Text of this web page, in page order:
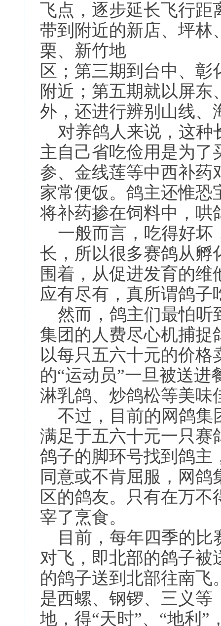
飞点，逐步延长飞行距
带到附近的新店、坪林
栗、新竹地
区；第三期到台中、
附近；第五期就以屏
外，还进行辨别山线、
对养鸽人来说，这种
主自己省吃俭用是为了
参、金线莲等中西补药
家常便饭。鸽主还惟恐
将补药掺在饲料中，哄
一般而言，吃得好坏
长，所以很多赛鸽从孵
围着，从促进发育的
应有尽有，真所谓鸽子
然而，鸽主们最怕听
集团的人费尽心机捕捉
以每只五六十元的价
的“运动员”一旦被送
淋乳鸽、炒鸽松等美味
不过，目前的网鸽集
满足于五六十元一只赛
鸽子的脚环号找到鸽主
同意或不肯屈服，网
区的鸽友。只有在万
宰了烹食。
目前，每年四季的比
对飞，即北部的鸽子被
的鸽子送到北部往南飞
是西螺、钢锣、三义等
地，得“天时”、“地利